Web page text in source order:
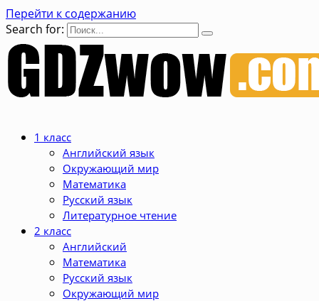
Перейти к содержанию
Search for:
1 класс
Английский язык
Окружающий мир
Математика
Русский язык
Литературное чтение
2 класс
Английский
Математика
Русский язык
Окружающий мир